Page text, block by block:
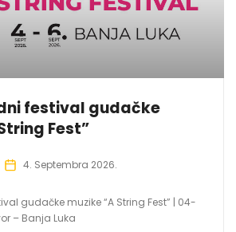
festival gudačke
Fest”
4. Septembra 2026.
gudačke muzike “A String Fest” | 04-
– Banja Luka